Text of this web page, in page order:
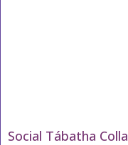
Social Tábatha Colla